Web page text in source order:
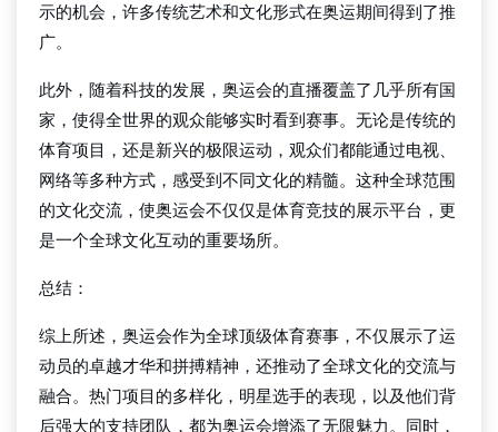
示的机会，许多传统艺术和文化形式在奥运期间得到了推
广。
此外，随着科技的发展，奥运会的直播覆盖了几乎所有国
家，使得全世界的观众能够实时看到赛事。无论是传统的
体育项目，还是新兴的极限运动，观众们都能通过电视、
网络等多种方式，感受到不同文化的精髓。这种全球范围
的文化交流，使奥运会不仅仅是体育竞技的展示平台，更
是一个全球文化互动的重要场所。
总结：
综上所述，奥运会作为全球顶级体育赛事，不仅展示了运
动员的卓越才华和拼搏精神，还推动了全球文化的交流与
融合。热门项目的多样化，明星选手的表现，以及他们背
后强大的支持团队，都为奥运会增添了无限魅力。同时，